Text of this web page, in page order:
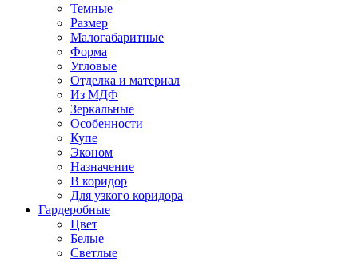
Темные
Размер
Малогабаритные
Форма
Угловые
Отделка и материал
Из МДФ
Зеркальные
Особенности
Купе
Эконом
Назначение
В коридор
Для узкого коридора
Гардеробные
Цвет
Белые
Светлые